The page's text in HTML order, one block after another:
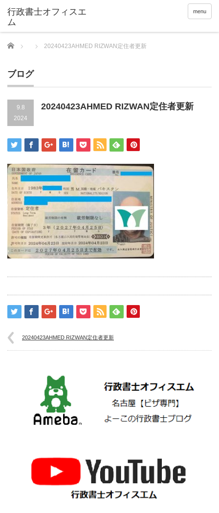
menu
Home 20240423AHMED RIZWAN定住者更新
ブログ
9.8
2024
20240423AHMED RIZWAN定住者更新
20240423AHMED RIZWAN定住者更新